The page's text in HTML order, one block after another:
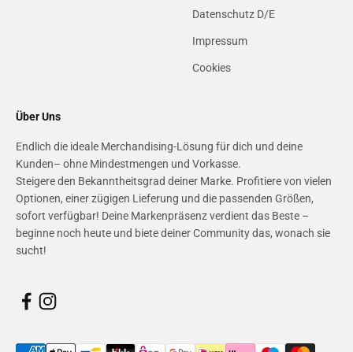
Datenschutz D/E
Impressum
Cookies
Über Uns
Endlich die ideale Merchandising-Lösung für dich und deine
Kunden– ohne Mindestmengen und Vorkasse.
Steigere den Bekanntheitsgrad deiner Marke. Profitiere von vielen
Optionen, einer zügigen Lieferung und die passenden Größen,
sofort verfügbar! Deine Markenpräsenz verdient das Beste –
beginne noch heute und biete deiner Community das, wonach sie
sucht!